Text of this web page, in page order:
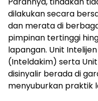
dilakukan secara
dan merata di
pimpinan tertinggi
lapangan. Unit
(Inteldakim) serta
disinyalir berada di
menyuburkan praktik